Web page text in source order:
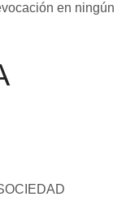
en ningún